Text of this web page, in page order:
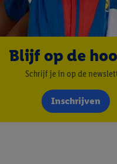
Blijf op de
Schrijf je in op de
Inschrijven
akkoord gaat, kunnen
d.w.z. advertenties voor
getoond (bijvoorbeeld door
uw winkelmandje toe te
op verschillende apparaten en
weergegeven als er met
mailadres en eventuele andere